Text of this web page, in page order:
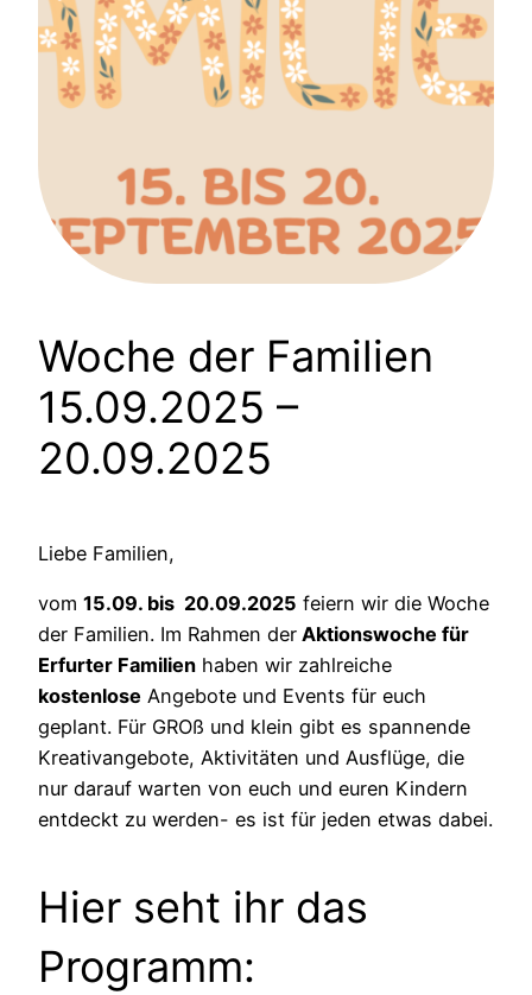
Woche der Familien
15.09.2025 –
20.09.2025
Liebe Familien,
vom 15.09. bis 20.09.2025 feiern wir die Woche
der Familien. Im Rahmen der Aktionswoche für
Erfurter Familien haben wir zahlreiche
kostenlose Angebote und Events für euch
geplant. Für GROß und klein gibt es spannende
Kreativangebote, Aktivitäten und Ausflüge, die
nur darauf warten von euch und euren Kindern
entdeckt zu werden- es ist für jeden etwas dabei.
Hier seht ihr das
Programm: